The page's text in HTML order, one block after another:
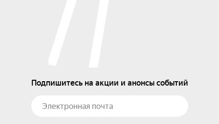
Подпишитесь на акции и анонсы событий